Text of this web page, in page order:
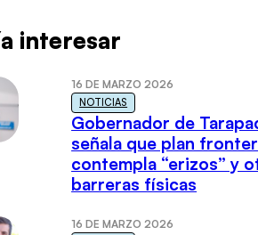
interesar
16 DE MARZO 2026
NOTICIAS
Gobernador de
señala que plan
contempla “erizos” y
barreras físicas
16 DE MARZO 2026